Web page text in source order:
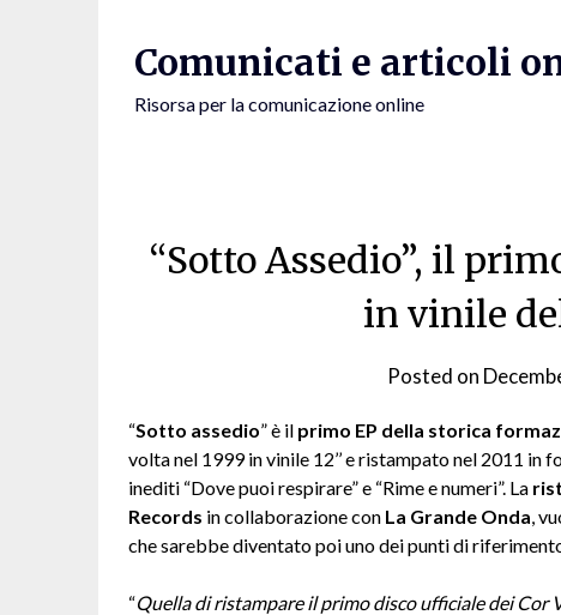
Comunicati e articoli
Risorsa per la comunicazione online
“Sotto Assedio”, il
in vinile
Posted on
“Sotto assedio” è il primo EP della storica
volta nel 1999 in vinile 12’’ e ristampato nel 2011 in
inediti “Dove puoi respirare” e “Rime e numeri”. La
Records in collaborazione con La Grande Onda,
che sarebbe diventato poi uno dei punti di
“Quella di ristampare il primo disco ufficiale dei Cor